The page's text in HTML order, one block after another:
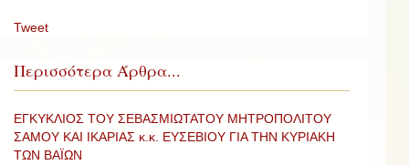
Tweet
Περισσότερα Άρθρα...
ΕΓΚΥΚΛΙΟΣ ΤΟΥ ΣΕΒΑΣΜΙΩΤΑΤΟΥ ΜΗΤΡΟΠΟΛΙΤΟΥ
ΣΑΜΟΥ ΚΑΙ ΙΚΑΡΙΑΣ κ.κ. ΕΥΣΕΒΙΟΥ ΓΙΑ ΤΗΝ ΚΥΡΙΑΚΗ
ΤΩΝ ΒΑΪΩΝ